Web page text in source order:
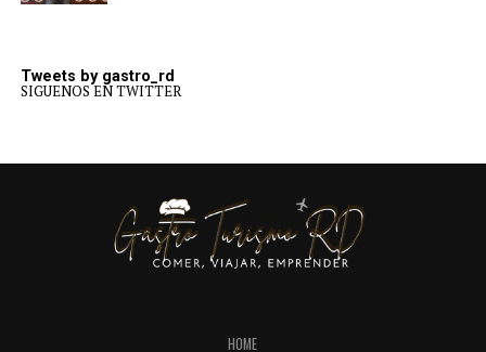
Tweets by gastro_rd
SIGUENOS EN TWITTER
HOME